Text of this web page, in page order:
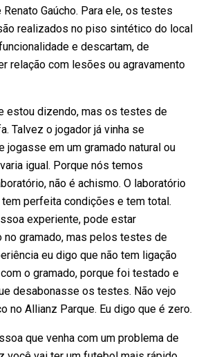
Gaúcho. Para ele, os testes
realizados no piso sintético do local
e descartam, de
relação com lesões ou agravamento
estou dizendo, mas os testes de
Talvez o jogador já vinha se
jogasse em um gramado natural ou
igual. Porque nós temos
não é achismo. O laboratório
perfeita condições e tem total.
experiente, pode estar
gramado, mas pelos testes de
eu digo que não tem ligação
o gramado, porque foi testado e
desabonasse os testes. Não vejo
no Allianz Parque. Eu digo que é zero.
que venha com um problema de